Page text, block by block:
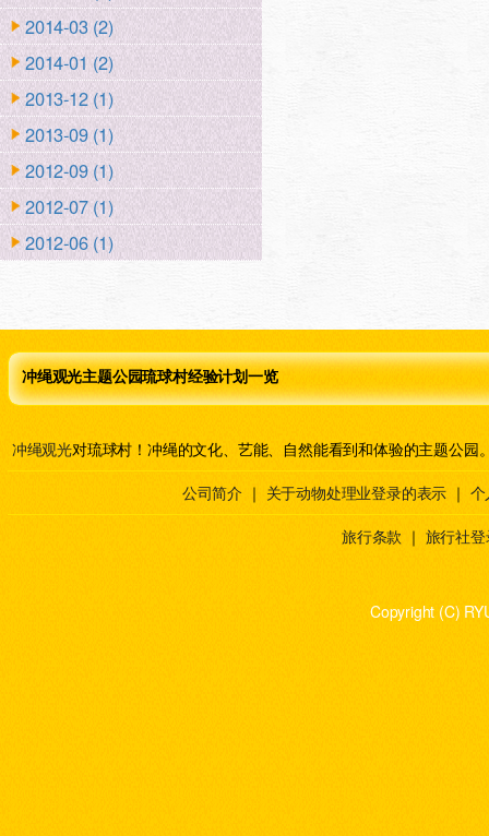
2014-03 (2)
2014-01 (2)
2013-12 (1)
2013-09 (1)
2012-09 (1)
2012-07 (1)
2012-06 (1)
冲绳观光主题公园琉球村经验计划一览
冲绳观光对琉球村！冲绳的文化、艺能、自然能看到和体验的主题公园
公司简介 ｜ 关于动物处理业登录的表示 ｜
旅行条款 ｜ 旅行社
Copyright (C)